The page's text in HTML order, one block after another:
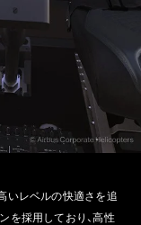
いレベルの快適さを追
を採用しており、高性